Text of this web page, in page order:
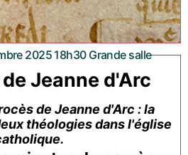
2025 18h30 Grande salle
Jeanne d'Arc
de Jeanne d'Arc : la
théologies dans l'église